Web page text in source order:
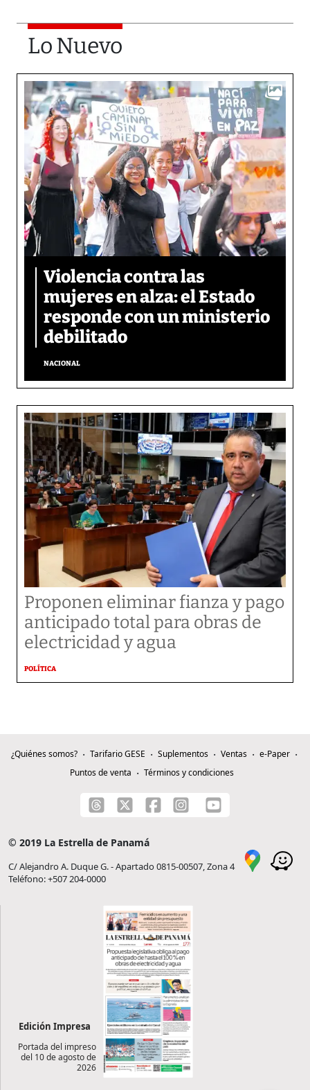
Lo Nuevo
Violencia contra las
mujeres en alza: el Estado
responde con un ministerio
debilitado
NACIONAL
Proponen eliminar fianza y pago
anticipado total para obras de
electricidad y agua
POLÍTICA
¿Quiénes somos? Tarifario GESE Suplementos Ventas
e-Paper
Puntos de venta
Términos y condiciones
© 2019 La Estrella de Panamá
C/ Alejandro A. Duque G. - Apartado 0815-00507, Zona 4
Teléfono: +507 204-0000
Edición Impresa
Portada del impreso
del 10 de agosto de
2026